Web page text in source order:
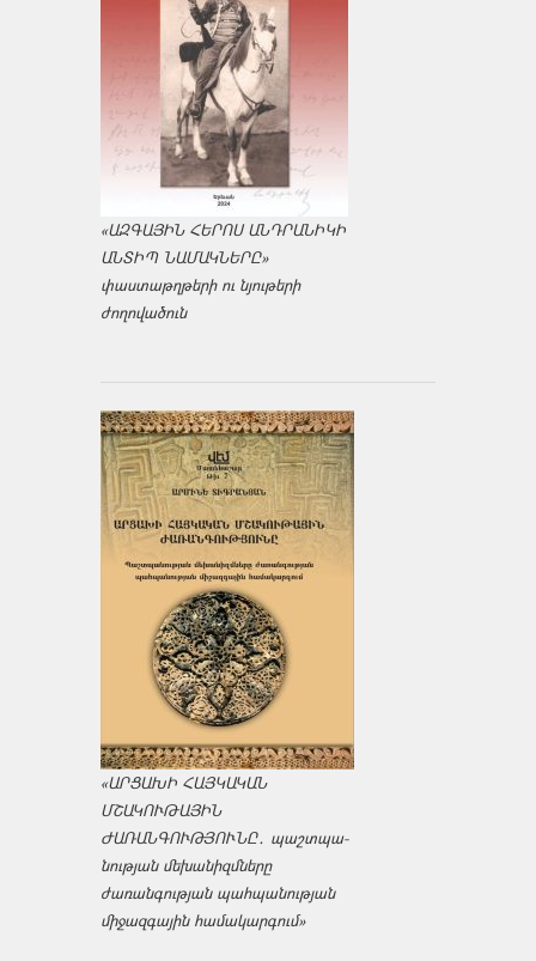
«ԱԶԳԱՅԻՆ ՀԵՐՈՍ ԱՆԴՐԱՆԻԿԻ
ԱՆՏԻՊ ՆԱՄԱԿՆԵՐԸ»
փաստաթղթերի ու նյութերի
ժողովածուն
«ԱՐՑԱԽԻ ՀԱՅԿԱԿԱՆ
ՄՇԱԿՈՒԹԱՅԻՆ
ԺԱՌԱՆԳՈՒԹՅՈՒՆԸ․ պաշտպա­
նության մեխանիզմները
ժառանգության պահպանության
միջազ­գային համակարգում»